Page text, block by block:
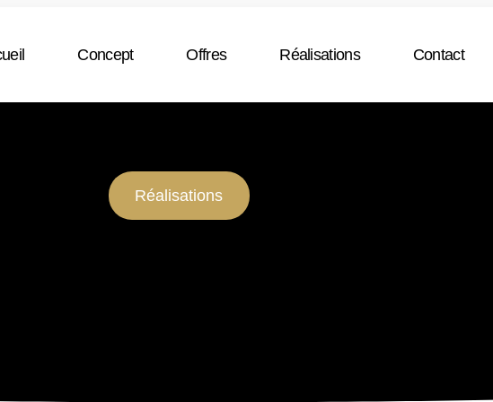
Concept Offres Réalisations Contact
Réalisations